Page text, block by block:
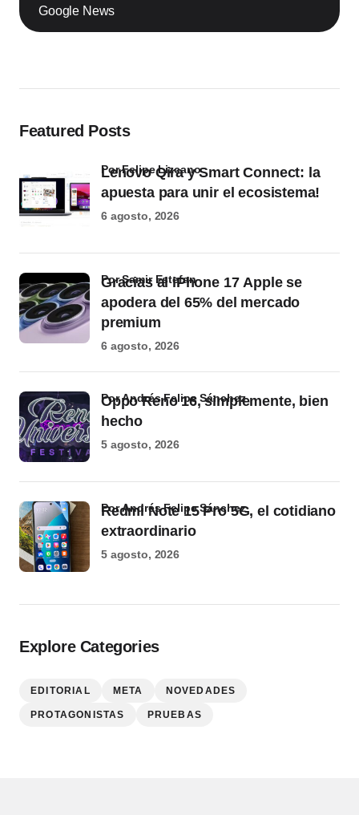
Google News
Featured Posts
Lenovo Qira y Smart Connect: la
apuesta para unir el ecosistema!
por Felipe Lizcano
6 agosto, 2026
Gracias al iPhone 17 Apple se
apodera del 65% del mercado
premium
por Samir Estefan
6 agosto, 2026
Oppo Reno 16, simplemente, bien
hecho
por Andrés Felipe Sánchez
5 agosto, 2026
Redmi Note 15 Pro 5G, el cotidiano
extraordinario
por Andrés Felipe Sánchez
5 agosto, 2026
Explore Categories
EDITORIAL META NOVEDADES
PROTAGONISTAS PRUEBAS